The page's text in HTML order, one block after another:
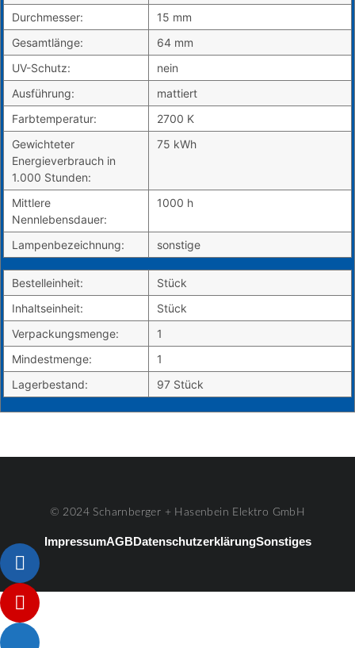
Durchmesser:
15 mm
Gesamtlänge:
64 mm
UV-Schutz:
nein
Ausführung:
mattiert
Farbtemperatur:
2700 K
Gewichteter
Energieverbrauch in
1.000 Stunden:
75 kWh
Mittlere
Nennlebensdauer:
1000 h
Lampenbezeichnung: sonstige
Bestelleinheit:
Stück
Inhaltseinheit:
Stück
Verpackungsmenge:
1
Mindestmenge:
1
Lagerbestand:
97 Stück
© 2024 Scharnberger + Hasenbein Elektro GmbH
ImpressumAGBDatenschutzerklärungSonstiges
Listenelement #1
Listenelement